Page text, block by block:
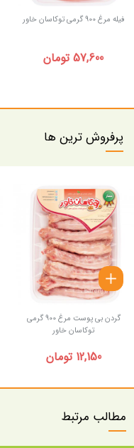
فیله مرغ 900 گرمی توکاسان خاور
57,600 تومان
پرفروش ترین ها
گردن بی پوست مرغ 900 گرمی
توکاسان خاور
12,150 تومان
مطالب مرتبط